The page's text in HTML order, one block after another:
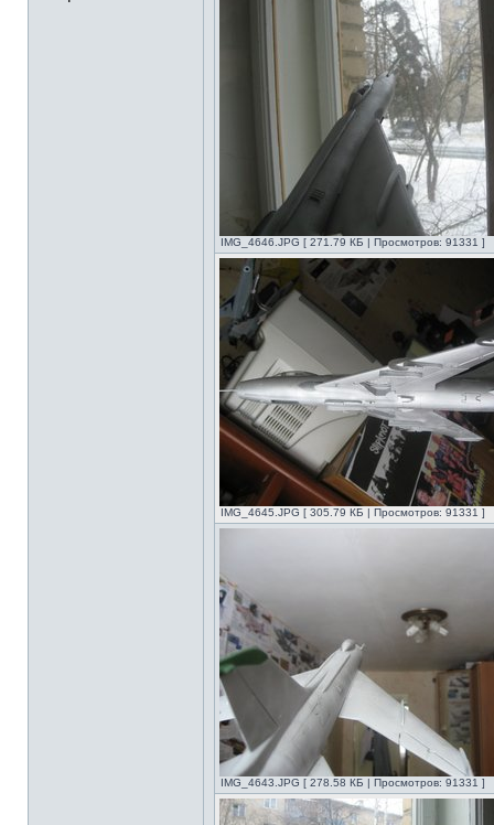
IMG_4646.JPG [ 271.79 КБ | Просмотров: 91331 ]
IMG_4645.JPG [ 305.79 КБ | Просмотров: 91331 ]
IMG_4643.JPG [ 278.58 КБ | Просмотров: 91331 ]